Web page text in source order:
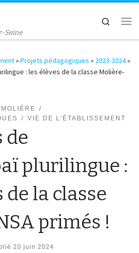
Seine
Search
»Projets pédagogiques » 2023-2024»
: les élèves de la classe Molière-
VIE DE L'ÉTABLISSEMENT
de
plurilingue :
de la classe
primés !
20 juin 2024